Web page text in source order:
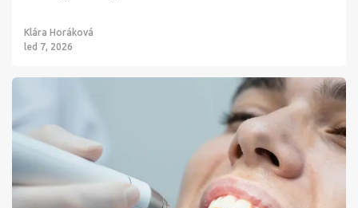
Klára Horáková
led 7, 2026